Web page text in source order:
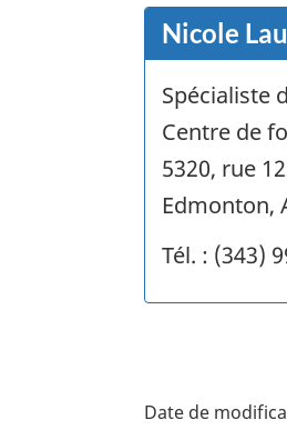
Nicole Lau
Spécialiste
Centre de
5320, rue
Edmonton,
Tél. : (343)
de
Date de